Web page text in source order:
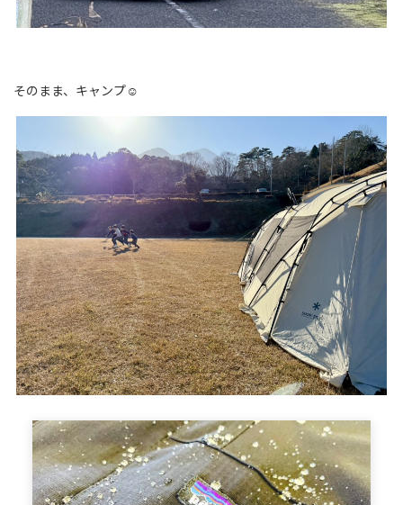
そのまま、キャンプ☺